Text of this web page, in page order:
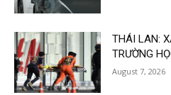
THÁI LAN:
TRƯỜNG
August 7, 2026